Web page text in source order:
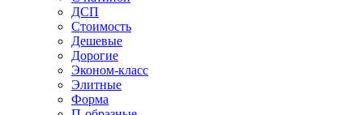
ДСП
Стоимость
Дешевые
Дорогие
Эконом-класс
Элитные
Форма